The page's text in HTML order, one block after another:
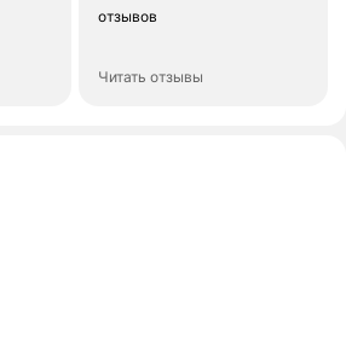
отзывов
Читать отзывы